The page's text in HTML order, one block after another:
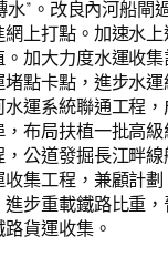
水”。改良內河船閘
上打點。加速水
加大力度水運收
點卡點，進步水
運系統聯通工程
布局扶植一批高級
公道發掘長江畔
集工程，兼顧計
步重載鐵路比重
貨運收集。